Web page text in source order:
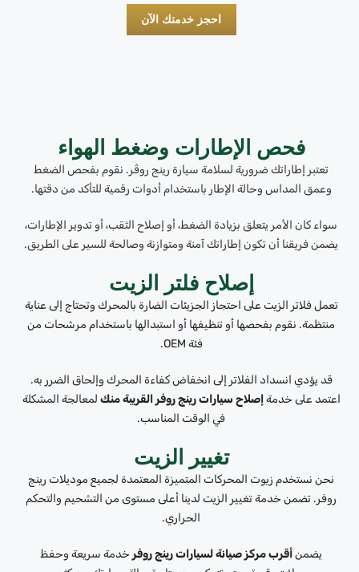
احجز خدمتك الآن
فحص الإطارات وضغط الهواء
تعتبر إطاراتك ضرورية لسلامة سيارة رينج روڤر. نقوم بفحص الضغط
وعمق المداس وحالة الإطار باستخدام أدوات رقمية للتأكد من دقتها.
سواء كان الأمر يتعلق بزيادة الضغط، أو إصلاح الثقب، أو تدوير الإطارات،
يضمن فريقنا أن تكون إطاراتك آمنة ومتوازنة وصالحة للسير على الطريق.
إصلاح فلتر الزيت
تعمل فلاتر الزيت على احتجاز الجزيئات الضارة بالمحرك وتحتاج إلى عناية
منتظمة. نقوم بفحصها أو تنظيفها أو استبدالها باستخدام مرشحات من
فئة OEM.
قد يؤدي انسداد الفلاتر إلى انخفاض كفاءة المحرك وإلحاق الضرر به.
اعتمد على خدمة إصلاح سيارات رينج روفر القريبة منك لمعالجة المشكلة
في الوقت المناسب.
تغيير الزيت
نحن نستخدم زيوت المحركات المتميزة المعتمدة لجميع موديلات رينج
روفر. تضمن خدمة تغيير الزيت لدينا أعلى مستوى من التشحيم والتحكم
الحراري.
يضمنأقرب مركز صيانة لسيارات رينج روفر خدمة سريعة وحفظ